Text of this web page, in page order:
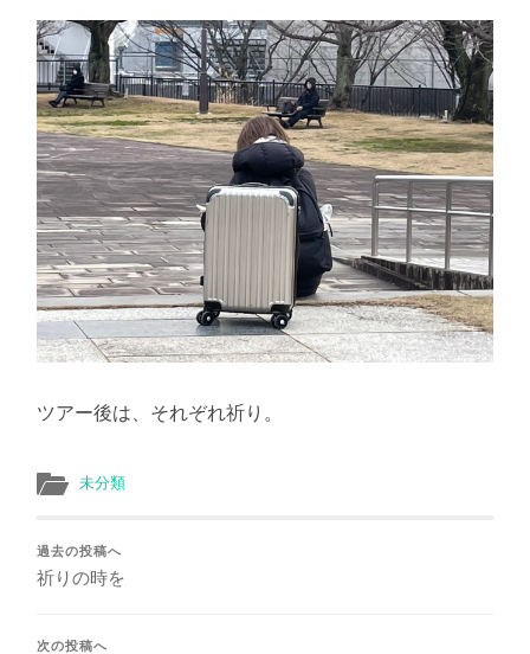
を
切
り
替
え
る
り
替
え
る
ツアー後は、それぞれ祈り。
未分類
過去の投稿へ
祈りの時を
次の投稿へ